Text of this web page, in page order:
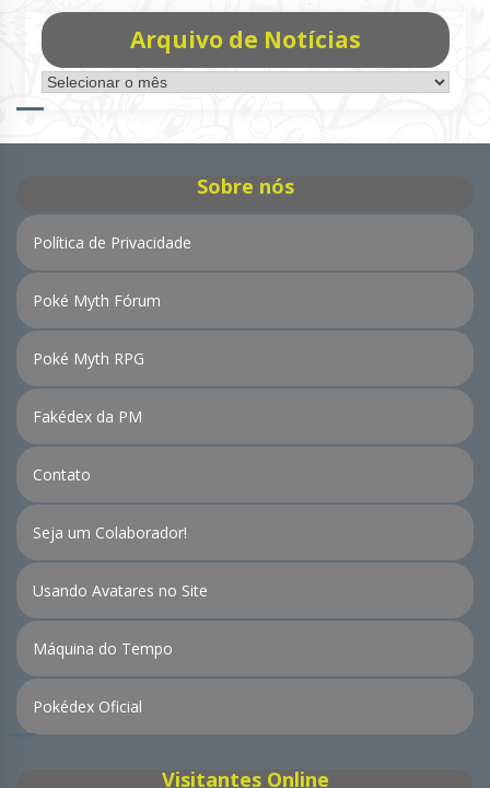
Arquivo de Notícias
Arquivo
de
Sobre nós
Política de Privacidade
Poké Myth Fórum
Poké Myth RPG
Fakédex da PM
Contato
Seja um Colaborador!
Usando Avatares no Site
Máquina do Tempo
Pokédex Oficial
Visitantes Online